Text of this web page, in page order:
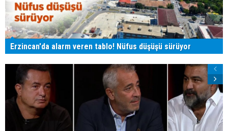
Erzincan'da alarm veren tablo! Nüfus düşüşü sürüyor